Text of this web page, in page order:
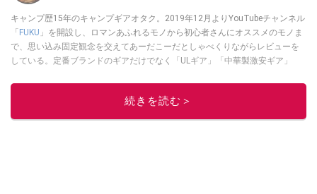
キャンプ歴15年のキャンプギアオタク。2019年12月よりYouTubeチャンネル
「FUKU 」を開設し、ロマンあふれるモノから初心者さんにオススメのモノま
で、思い込み固定観念を交えてあーだこーだとしゃべくりながらレビューを
している。定番ブランドのギアだけでなく「ULギア」「中華製激安ギア」
このイチオシストの他の記事を読む
続きを読む＞